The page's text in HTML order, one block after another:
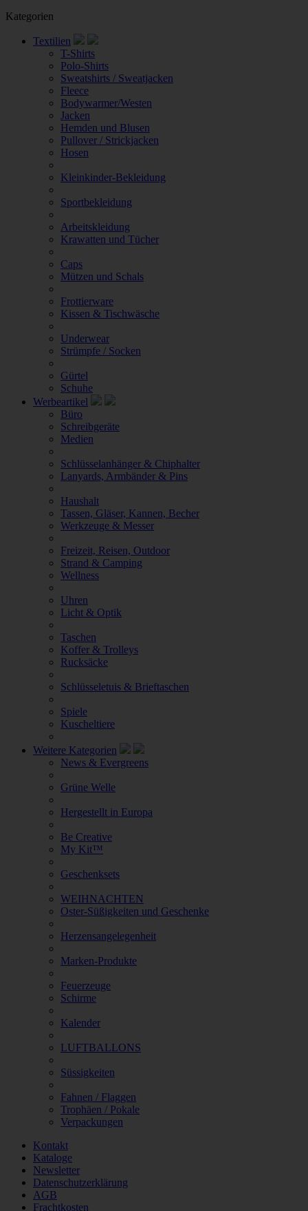
Kategorien
Textilien
T-Shirts
Polo-Shirts
Sweatshirts / Sweatjacken
Fleece
Bodywarmer/Westen
Jacken
Hemden und Blusen
Pullover / Strickjacken
Hosen
Kleinkinder-Bekleidung
Sportbekleidung
Arbeitskleidung
Krawatten und Tücher
Caps
Mützen und Schals
Frottierware
Kissen & Tischwäsche
Underwear
Strümpfe / Socken
Gürtel
Schuhe
Werbeartikel
Büro
Schreibgeräte
Medien
Schlüsselanhänger & Chiphalter
Lanyards, Armbänder & Pins
Haushalt
Tassen, Gläser, Kannen, Becher
Werkzeuge & Messer
Freizeit, Reisen, Outdoor
Strand & Camping
Wellness
Uhren
Licht & Optik
Taschen
Koffer & Trolleys
Rucksäcke
Schlüsseletuis & Brieftaschen
Spiele
Kuscheltiere
Weitere Kategorien
News & Evergreens
Grüne Welle
Hergestellt in Europa
Be Creative
My Kit™
Geschenksets
WEIHNACHTEN
Oster-Süßigkeiten und Geschenke
Herzensangelegenheit
Marken-Produkte
Feuerzeuge
Schirme
Kalender
LUFTBALLONS
Süssigkeiten
Fahnen / Flaggen
Trophäen / Pokale
Verpackungen
Kontakt
Kataloge
Newsletter
Datenschutzerklärung
AGB
Frachtkosten